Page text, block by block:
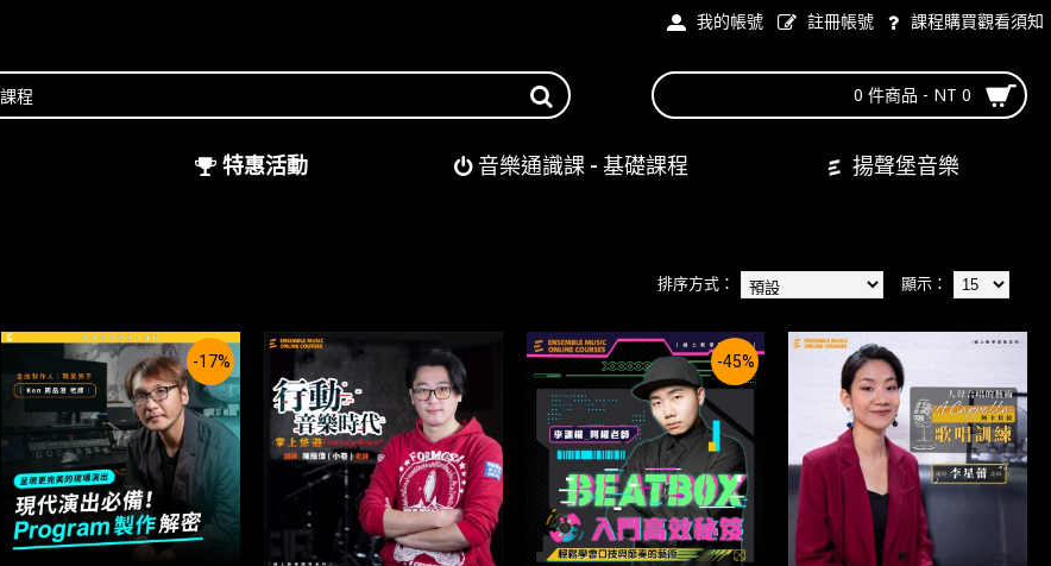
我的帳號 註冊帳號 課程購買觀看須知
0 件商品 - NT 0
特惠活動 音樂通識課 - 基礎課程 揚聲堡音樂
顯示：
排序方式：
-17% -45%